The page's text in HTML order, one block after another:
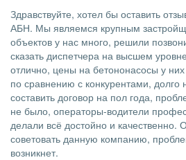
Здравствуйте, хотел бы оставить
АБН. Мы являемся крупным
объектов у нас много, решили
сказать диспетчера на высшем
отлично, цены на бетононасосы у них
по сравнению с конкурентами,
составить договор на пол года,
не было, операторы-водители
делали всё достойно и качественно.
советовать данную компанию,
возникнет.